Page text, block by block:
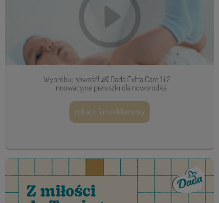
Wypróbuj nowość! 👶 Dada Extra Care 1 i 2 –
innowacyjne pieluszki dla noworodka
zobacz film reklamowy